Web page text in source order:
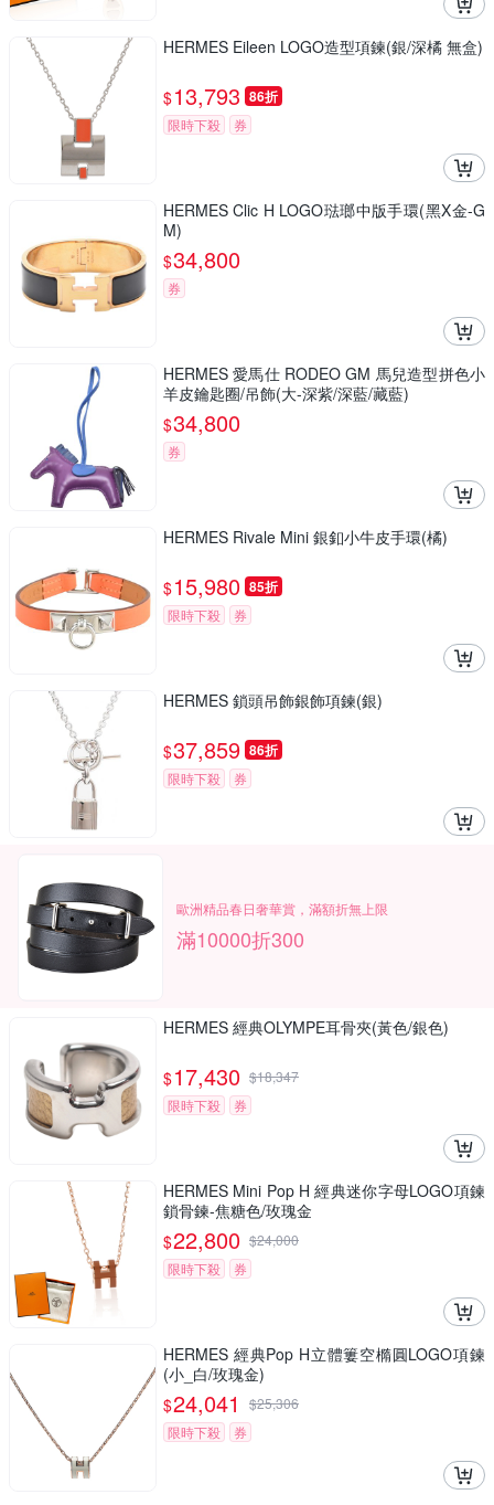
HERMES Eileen LOGO造型項鍊(銀/深橘 無盒)
$13,793 86折
限時下殺 券
HERMES Clic H LOGO琺瑯中版手環(黑X金-G
M)
$34,800
券
HERMES 愛馬仕 RODEO GM 馬兒造型拼色小
羊皮鑰匙圈/吊飾(大-深紫/深藍/藏藍)
$34,800
券
HERMES Rivale Mini 銀釦小牛皮手環(橘)
$15,980 85折
限時下殺 券
HERMES 鎖頭吊飾銀飾項鍊(銀)
$37,859 86折
限時下殺 券
歐洲精品春日奢華賞，滿額折無上限
滿10000折300
HERMES 經典OLYMPE耳骨夾(黃色/銀色)
$17,430 $18,347
限時下殺
券
HERMES Mini Pop H 經典迷你字母LOGO項鍊
鎖骨鍊-焦糖色/玫瑰金
$22,800 $24,000
限時下殺
券
HERMES 經典Pop H立體簍空橢圓LOGO項鍊
(小_白/玫瑰金)
$24,041 $25,306
限時下殺
券